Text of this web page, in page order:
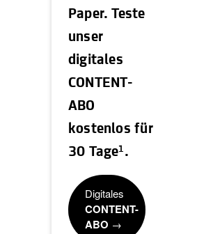
Paper. Teste
unser
digitales
CONTENT-
ABO
kostenlos für
30 Tage1 .
Digitales
CONTENT-
ABO →